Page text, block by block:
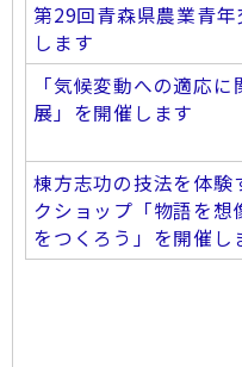
第29回青森県農業青
します
「気候変動への適応
展」を開催します
棟方志功の技法を体験
クショップ「物語を想
をつくろう」を開催し